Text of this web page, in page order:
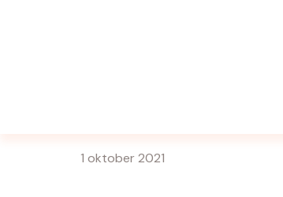
1 oktober 2021